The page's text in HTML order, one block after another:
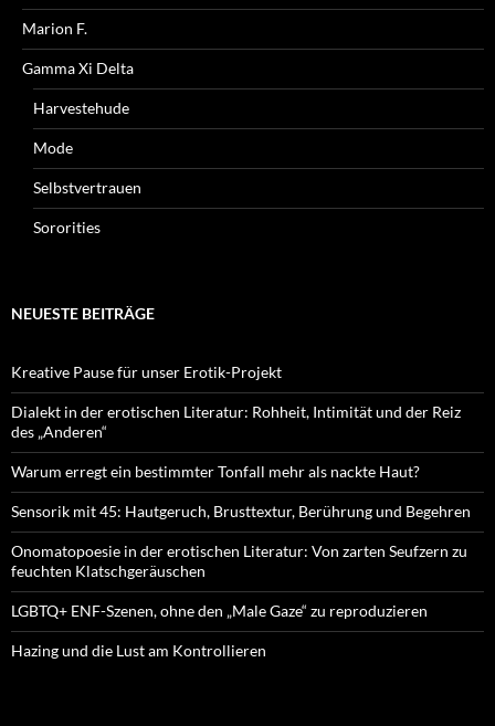
Marion F.
Gamma Xi Delta
Harvestehude
Mode
Selbstvertrauen
Sororities
NEUESTE BEITRÄGE
Kreative Pause für unser Erotik-Projekt
Dialekt in der erotischen Literatur: Rohheit, Intimität und der Reiz
des „Anderen“
Warum erregt ein bestimmter Tonfall mehr als nackte Haut?
Sensorik mit 45: Hautgeruch, Brusttextur, Berührung und Begehren
Onomatopoesie in der erotischen Literatur: Von zarten Seufzern zu
feuchten Klatschgeräuschen
LGBTQ+ ENF-Szenen, ohne den „Male Gaze“ zu reproduzieren
Hazing und die Lust am Kontrollieren